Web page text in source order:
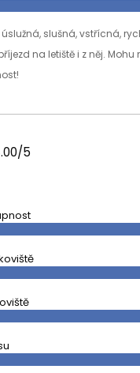
slušná, vstřícná,
na letiště i z něj. Mohu
5